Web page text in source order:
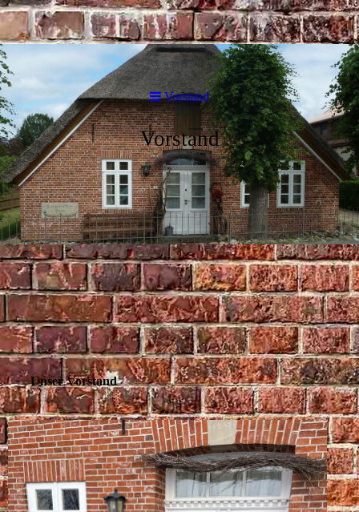
Vorstand
Unser Vorstand
Vorstand